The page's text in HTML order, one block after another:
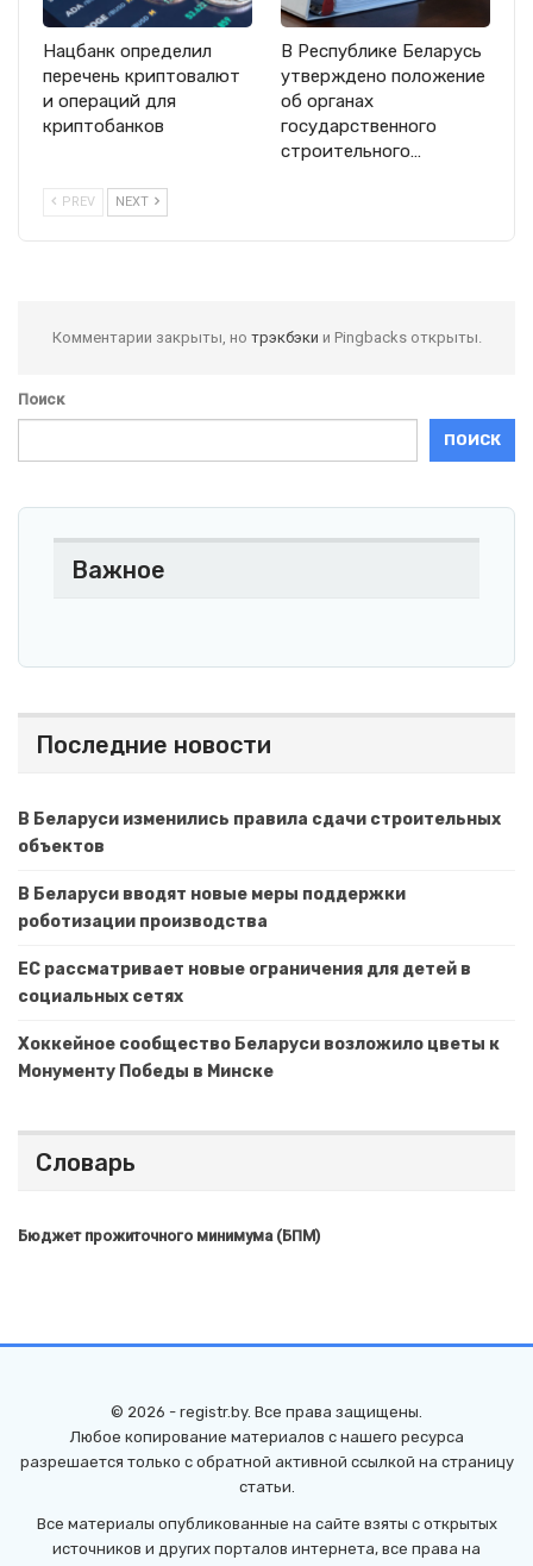
Нацбанк определил
перечень криптовалют
и операций для
криптобанков
В Республике Беларусь
утверждено положение
об органах
государственного
строительного…
PREV NEXT
Комментарии закрыты, но трэкбэки и Pingbacks открыты.
Поиск
ПОИСК
Важное
Последние новости
В Беларуси изменились правила сдачи строительных
объектов
В Беларуси вводят новые меры поддержки
роботизации производства
ЕС рассматривает новые ограничения для детей в
социальных сетях
Хоккейное сообщество Беларуси возложило цветы к
Монументу Победы в Минске
Словарь
Бюджет прожиточного минимума (БПМ)
© 2026 - registr.by. Все права защищены.
Любое копирование материалов с нашего ресурса
разрешается только с обратной активной ссылкой на страницу
статьи.
Все материалы опубликованные на сайте взяты с открытых
источников и других порталов интернета, все права на